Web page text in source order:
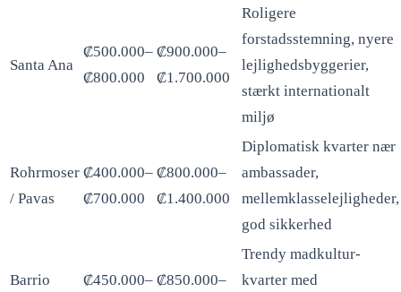
Santa Ana
₡500.000–
₡800.000
₡900.000–
₡1.700.000
Roligere
forstadsstemning, nyere
lejlighedsbyggerier,
stærkt internationalt
miljø
Rohrmoser
/ Pavas
₡400.000–
₡700.000
₡800.000–
₡1.400.000
Diplomatisk kvarter nær
ambassader,
mellemklasselejligheder,
god sikkerhed
Barrio
₡450.000– ₡850.000–
Trendy madkultur-
kvarter med